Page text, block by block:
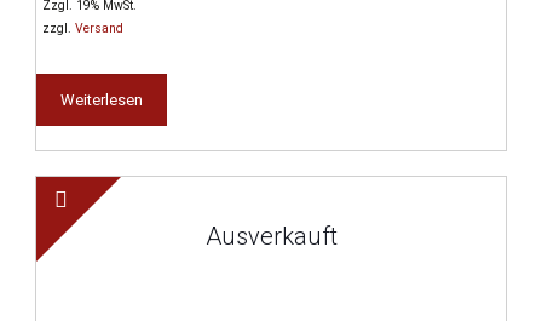
war:
ist:
Zzgl. 19% MwSt.
zzgl.Versand
Weiterlesen
Ausverkauft